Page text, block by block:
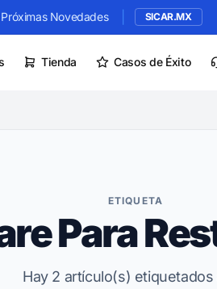
Próximas Novedades SICAR.MX
Tienda Casos de Éxito
ETIQUETA
Para
Hay 2 artículo(s) etiquetados